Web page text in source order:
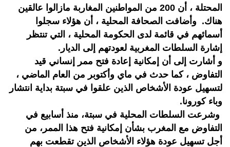
المحتلة ، أن 200 من المواطنين المغاربة مازالوا عالقين
هناك. وأضافت الصحافة المحلية ، أن هؤلاء سجلوا
أسمائهم في قائمة لدى الحكومة المحلية ، التي تنتظر
إشارة السلطات المغربية لعودتهم إلى الديار.
و أشارت إلى أن إمكانية إعادة فتح ممر إنساني قيد
التفاوض ، كما حدث في ماي وأكتوبر من العام الماضي ،
لتسهيل عودة الأشخاص الذين علقوا في سبتة بداية انتشار
وباء كورونا.
وشرعت السلطات المحلية في سبتة، منذ أسابيع في
التفاوض مع المغرب بشأن إمكانية فتح هذا الممر، من
أجل تسهيل عودة هؤلاء الأشخاص الذين تقطعت بهم